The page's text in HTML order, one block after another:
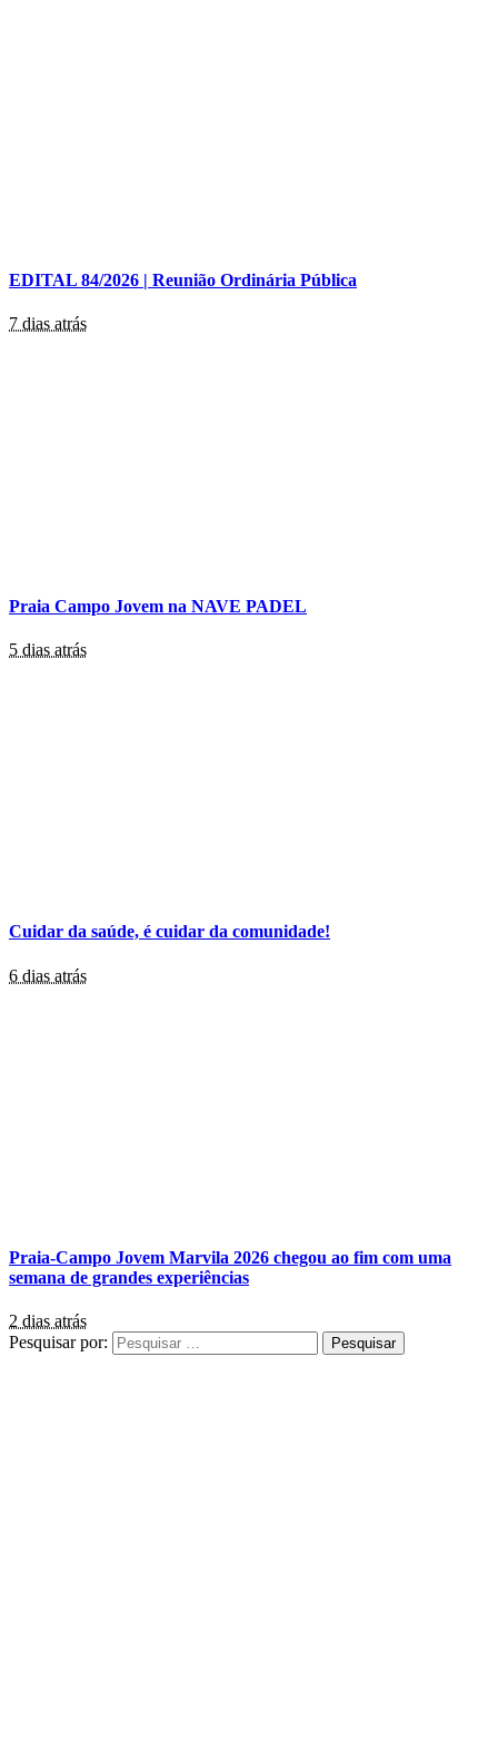
EDITAL 84/2026 | Reunião Ordinária Pública
7 dias atrás
Praia Campo Jovem na NAVE PADEL
5 dias atrás
Cuidar da saúde, é cuidar da comunidade!
6 dias atrás
Praia-Campo Jovem Marvila 2026 chegou ao fim com uma
semana de grandes experiências
2 dias atrás
Pesquisar por: